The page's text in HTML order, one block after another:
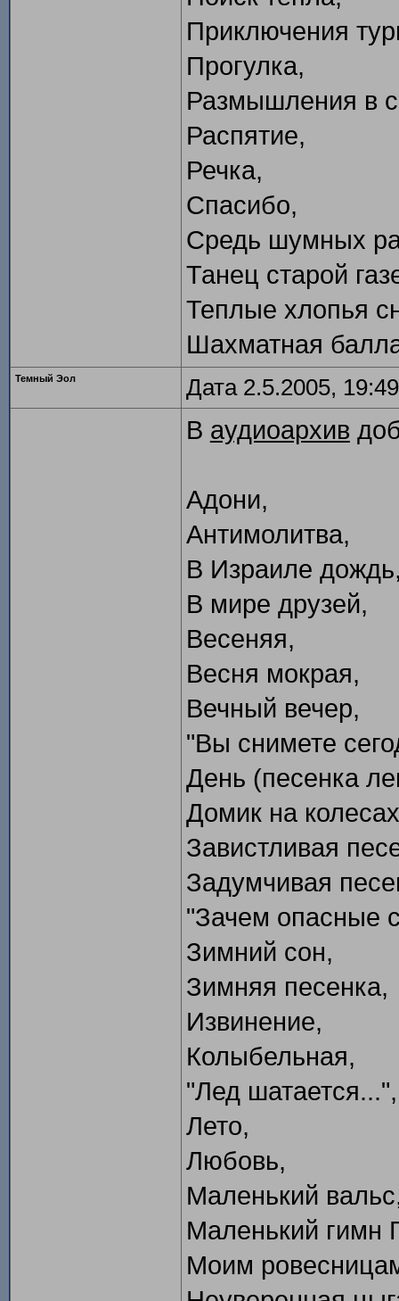
Приключения
Прогулка,
Размышления в
Распятие,
Речка,
Спасибо,
Средь шумных
Танец старой
Теплые хлопья
Шахматная
Темный Эол Дата 2.5.2005, 19:49
В аудиоархив
Адони,
Антимолитва,
В Израиле
В мире друзей,
Весеняя,
Весня мокрая,
Вечный вечер,
"Вы снимете
День (песенка
Домик на
Завистливая
Задумчивая
"Зачем опасные
Зимний сон,
Зимняя песенка,
Извинение,
Колыбельная,
"Лед шатается...",
Лето,
Любовь,
Маленький
Маленький гимн
Моим